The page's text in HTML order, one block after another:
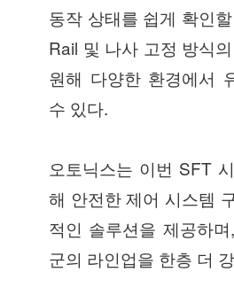
동작 상태를 쉽게 확인
Rail 및 나사 고정 방식
원해 다양한 환경에서
수 있다.
오토닉스는 이번 SFT
해 안전한 제어 시스템
적인 솔루션을 제공하
군의 라인업을 한층 더